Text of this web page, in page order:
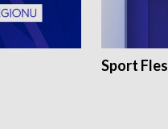
Sport